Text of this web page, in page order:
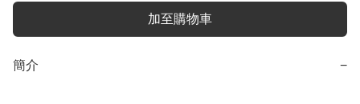
加至購物車
簡介 −